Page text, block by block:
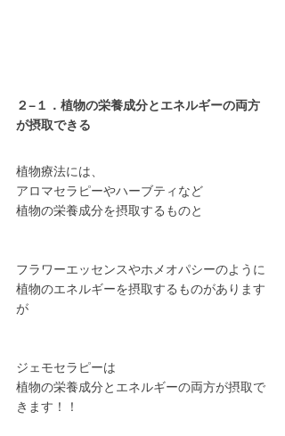
２−１．植物の栄養成分とエネルギーの両方
が摂取できる
植物療法には、
アロマセラピーやハーブティなど
植物の栄養成分を摂取するものと
フラワーエッセンスやホメオパシーのように
植物のエネルギーを摂取するものがあります
が
ジェモセラピーは
植物の栄養成分とエネルギーの両方が摂取で
きます！！